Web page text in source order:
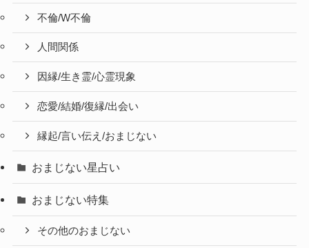
不倫/W不倫
人間関係
因縁/生き霊/心霊現象
恋愛/結婚/復縁/出会い
縁起/言い伝え/おまじない
おまじない星占い
おまじない特集
その他のおまじない